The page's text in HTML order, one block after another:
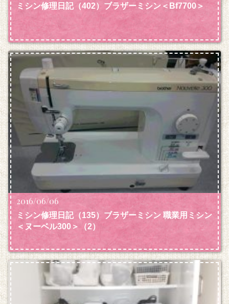
ミシン修理日記（402）ブラザーミシン＜Bf7700＞
2016/06/06
ミシン修理日記（135）ブラザーミシン 職業用ミシン
＜ヌーベル300＞（2）